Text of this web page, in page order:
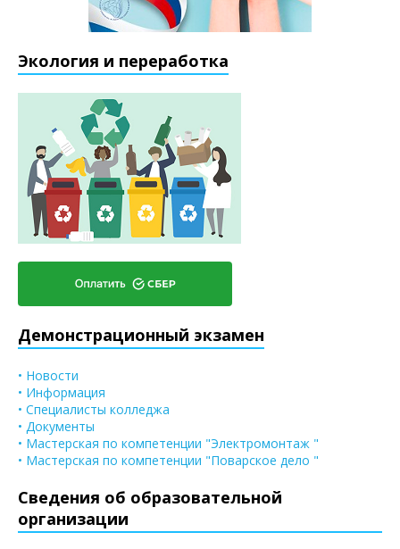
Экология и переработка
Демонстрационный экзамен
• Новости
• Информация
• Специалисты колледжа
• Документы
• Мастерская по компетенции "Электромонтаж "
• Мастерская по компетенции "Поварское дело "
Сведения об образовательной
организации